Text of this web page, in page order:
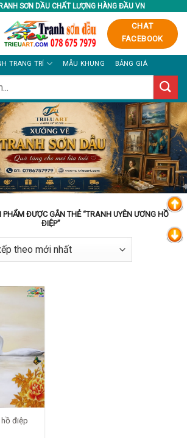
SƠN DẦU CHẤT LƯỢNG HÀNG ĐẦU VN
CHAT
FACEBOOK
TRANG TRÍ MẪU KHUNG BẢNG GIÁ
PHẨM ĐƯỢC GẮN THẺ “TRANH UYÊN ƯƠNG HỒ
ĐIỆP”
điệp